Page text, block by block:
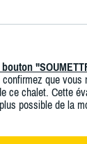
que vous
ce chalet. Cette
possible de la